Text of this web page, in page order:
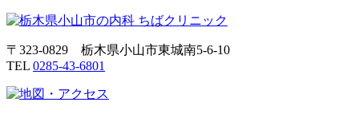
〒323-0829 栃木県小山市東城南5-6-10
TEL 0285-43-6801